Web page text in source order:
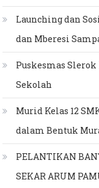
Launching dan
dan Mberesi
Puskesmas
Sekolah
Murid Kelas 12
dalam Bentuk
PELANTIKAN
SEKAR ARUM